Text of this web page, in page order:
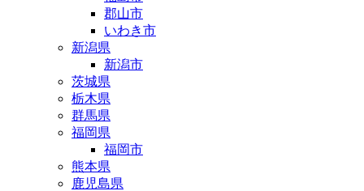
郡山市
いわき市
新潟県
新潟市
茨城県
栃木県
群馬県
福岡県
福岡市
熊本県
鹿児島県